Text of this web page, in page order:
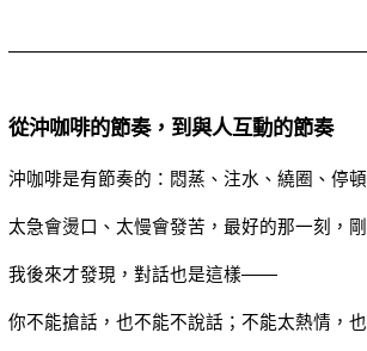
從沖咖啡的節奏，到與人互動的節奏
沖咖啡是有節奏的：悶蒸、注水、繞圈、停頓
太急會燙口、太慢會發苦，最好的那一刻，
我後來才發現，對話也是這樣——
你不能搶話，也不能不說話；不能太熱情，